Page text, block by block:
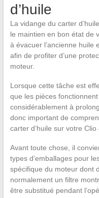
d’huile
La vidange du carter
le maintien en bon état de
à évacuer l’ancienne huile
afin de profiter d’une
moteur.
Lorsque cette tâche est
que les pièces
considérablement à
donc important de
carter d’huile sur votre Clio
Avant toute chose, il
types d’emballages pour
spécifique du moteur dont
normalement un filtre
être substitué pendant